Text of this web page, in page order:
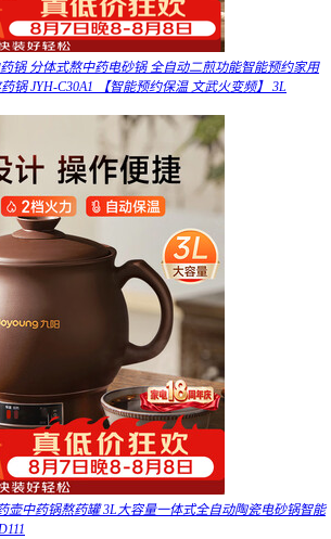
锅 分体式熬中药电砂锅 全自动二煎功能智能预约家用
锅 JYH-C30A1 【智能预约保温 文武火变频】 3L
壶中药锅熬药罐 3L大容量一体式全自动陶瓷电砂锅智能